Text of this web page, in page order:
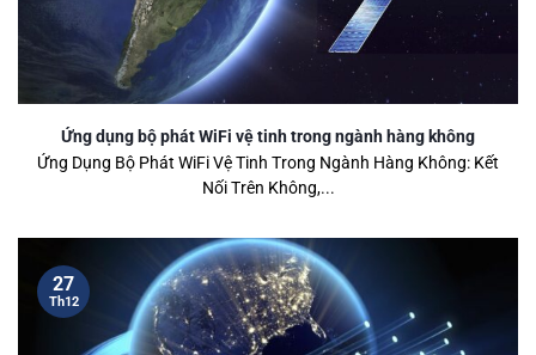
Ứng dụng bộ phát WiFi vệ tinh trong ngành hàng không
Ứng Dụng Bộ Phát WiFi Vệ Tinh Trong Ngành Hàng Không: Kết
Nối Trên Không,...
27
Th12